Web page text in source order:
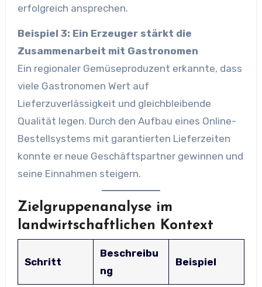
erfolgreich ansprechen.
Beispiel 3: Ein Erzeuger stärkt die
Zusammenarbeit mit Gastronomen
Ein regionaler Gemüseproduzent erkannte, dass
viele Gastronomen Wert auf
Lieferzuverlässigkeit und gleichbleibende
Qualität legen. Durch den Aufbau eines Online-
Bestellsystems mit garantierten Lieferzeiten
konnte er neue Geschäftspartner gewinnen und
seine Einnahmen steigern.
Zielgruppenanalyse im
landwirtschaftlichen Kontext
Schritt
Beschreibu
ng
Beispiel